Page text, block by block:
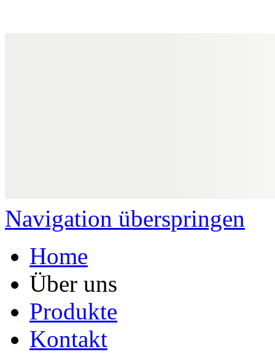
Navigation überspringen
Home
Über uns
Produkte
Kontakt